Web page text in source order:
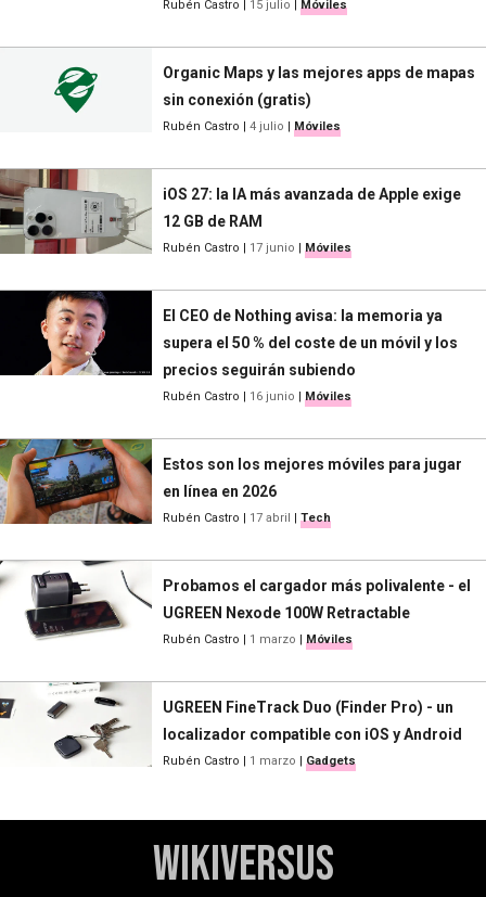
Rubén Castro | 15 julio | Móviles
Organic Maps y las mejores apps de mapas
sin conexión (gratis)
Rubén Castro | 4 julio | Móviles
iOS 27: la IA más avanzada de Apple exige
12 GB de RAM
Rubén Castro | 17 junio | Móviles
El CEO de Nothing avisa: la memoria ya
supera el 50 % del coste de un móvil y los
precios seguirán subiendo
Rubén Castro | 16 junio | Móviles
Estos son los mejores móviles para jugar
en línea en 2026
Rubén Castro | 17 abril | Tech
Probamos el cargador más polivalente - el
UGREEN Nexode 100W Retractable
Rubén Castro | 1 marzo | Móviles
UGREEN FineTrack Duo (Finder Pro) - un
localizador compatible con iOS y Android
Rubén Castro | 1 marzo | Gadgets
WikiVersus